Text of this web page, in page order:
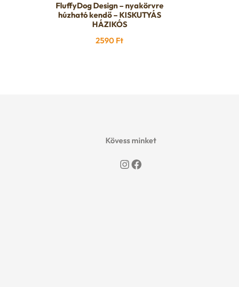
FluffyDog Design – nyakörvre
húzható kendő – KISKUTYÁS
HÁZIKÓS
2590 Ft
Kövess minket
Instagram
Facebook